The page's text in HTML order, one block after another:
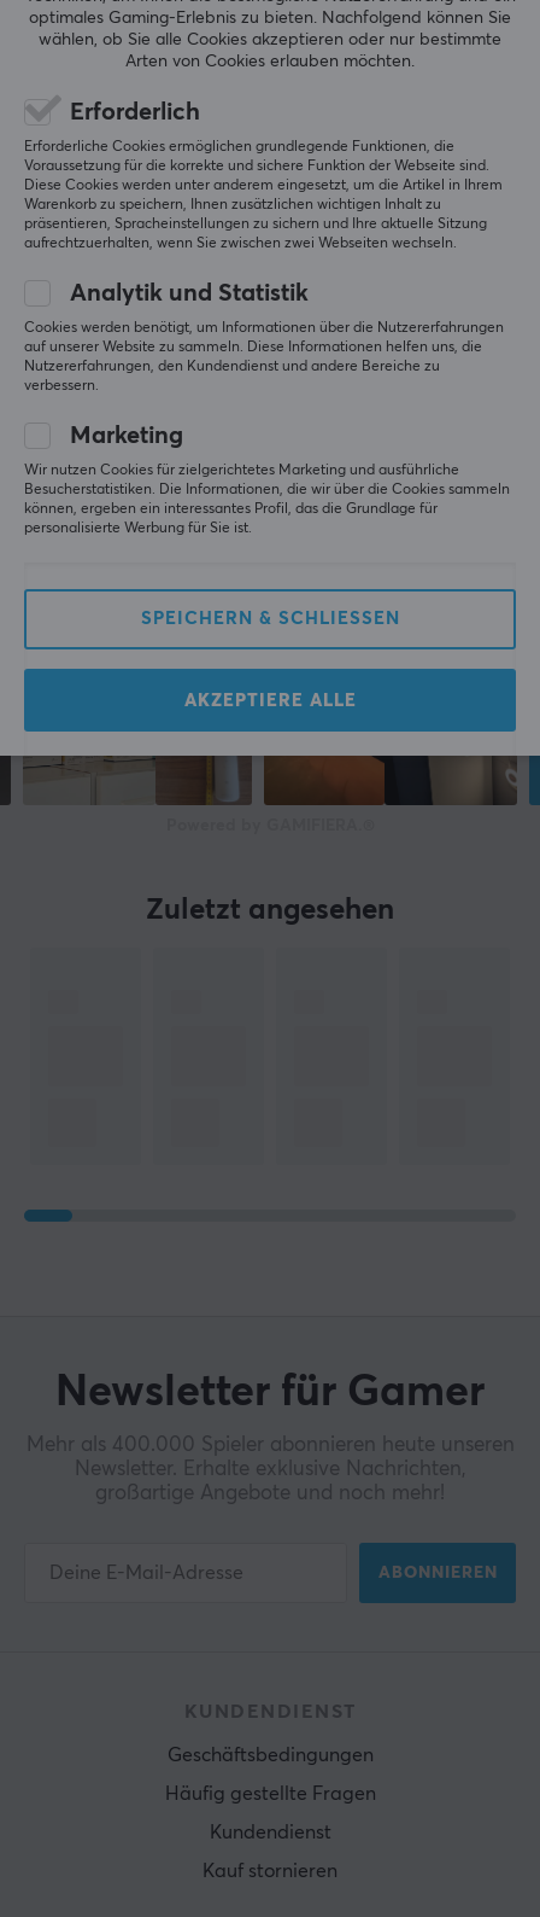
Herstellergarantie
2 jahr garantie
0.0
4
0%
3
0%
2
GEBE EINE BEWERTUNG AB
Mehr aus unserer
Community
Zuletzt angesehen
Newsletter für Gamer
Mehr als 400.000 Spieler abonnieren heute unseren
Newsletter. Erhalte exklusive Nachrichten,
großartige Angebote und noch mehr!
ABONNIEREN
KUNDENDIENST
Geschäftsbedingungen
Häufig gestellte Fragen
Kundendienst
Kauf stornieren
optimales Gaming-Erlebnis zu bieten.
Nachfolgend können Sie
wählen, ob Sie alle Cookies akzeptieren oder nur bestimmte
Arten von Cookies erlauben möchten.
Erforderlich
Erforderliche Cookies ermöglichen grundlegende Funktionen, die
Voraussetzung für die korrekte und sichere Funktion der Webseite sind.
Diese Cookies werden unter anderem eingesetzt, um die Artikel in Ihrem
Warenkorb zu speichern, Ihnen zusätzlichen wichtigen Inhalt zu
präsentieren, Spracheinstellungen zu sichern und Ihre aktuelle Sitzung
aufrechtzuerhalten, wenn Sie zwischen zwei Webseiten wechseln.
Analytik und Statistik
Cookies werden benötigt, um Informationen über die Nutzererfahrungen
auf unserer Website zu sammeln. Diese Informationen helfen uns, die
Nutzererfahrungen, den Kundendienst und andere Bereiche zu
verbessern.
Marketing
Wir nutzen Cookies für zielgerichtetes Marketing und ausführliche
Besucherstatistiken. Die Informationen, die wir über die Cookies sammeln
können, ergeben ein interessantes Profil, das die Grundlage für
personalisierte Werbung für Sie ist.
SPEICHERN & SCHLIESSEN
AKZEPTIERE ALLE